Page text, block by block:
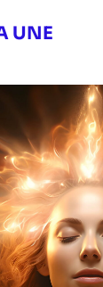
UNE